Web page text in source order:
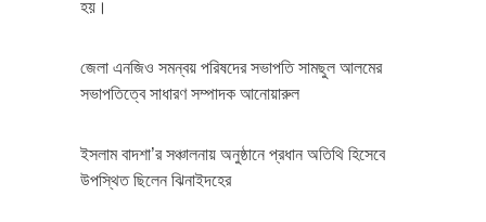
হয়।
জেলা এনজিও সমন্বয় পরিষদের সভাপতি সামছুল আলমের
সভাপতিত্বে সাধারণ সম্পাদক আনোয়ারুল
ইসলাম বাদশা’র সঞ্চালনায় অনুষ্ঠানে প্রধান অতিথি হিসেবে
উপস্থিত ছিলেন ঝিনাইদহের